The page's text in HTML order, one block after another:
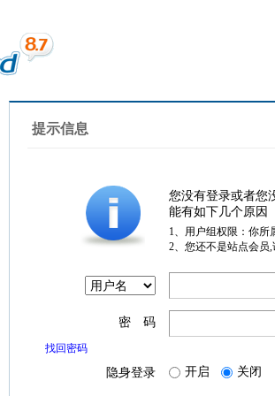
提示信息
您没有登录或者您
能有如下几个原因
1、用户组权限：你所
2、您还不是站点会员
密 码
找回密码
隐身登录 开启 关闭